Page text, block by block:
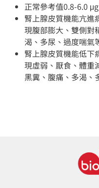
正常參考值0.8-6.0
腎上腺皮質機能亢
現腹部膨大、雙側對
渴、多尿、過度喘氣
腎上腺皮質機能低
現虛弱、厭食、體重
黑糞、腹痛、多渴、